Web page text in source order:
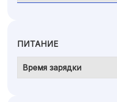
ПИТАНИЕ
Время зарядки